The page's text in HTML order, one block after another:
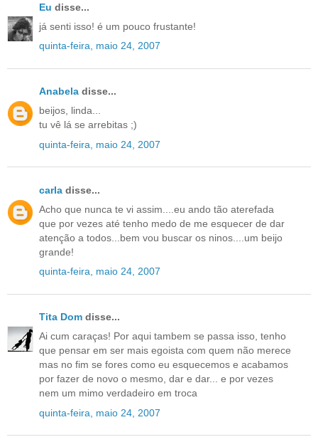
Eu disse...
já senti isso! é um pouco frustante!
quinta-feira, maio 24, 2007
Anabela disse...
beijos, linda...
tu vê lá se arrebitas ;)
quinta-feira, maio 24, 2007
carla disse...
Acho que nunca te vi assim....eu ando tão aterefada
que por vezes até tenho medo de me esquecer de dar
atenção a todos...bem vou buscar os ninos....um beijo
grande!
quinta-feira, maio 24, 2007
Tita Dom disse...
Ai cum caraças! Por aqui tambem se passa isso, tenho
que pensar em ser mais egoista com quem não merece
mas no fim se fores como eu esquecemos e acabamos
por fazer de novo o mesmo, dar e dar... e por vezes
nem um mimo verdadeiro em troca
quinta-feira, maio 24, 2007